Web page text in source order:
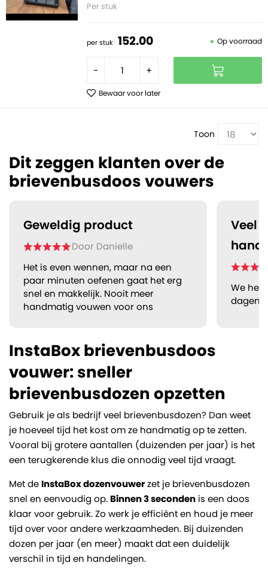
Per stuk
per stuk 152.00 Op voorraad
- +
Bewaar voor later
Toon
Dit zeggen klanten over de
brievenbusdoos vouwers
Geweldig product
Door Danielle
Het is even wennen, maar na een
paar minuten oefenen gaat het erg
snel en makkelijk. Nooit meer
handmatig vouwen voor ons
Veel
hand
We
dagen
InstaBox brievenbusdoos
vouwer: sneller
brievenbusdozen opzetten
Gebruik je als bedrijf veel brievenbusdozen? Dan weet
je hoeveel tijd het kost om ze handmatig op te zetten.
Vooral bij grotere aantallen (duizenden per jaar) is het
een terugkerende klus die onnodig veel tijd vraagt.
Met de InstaBox dozenvouwerzet je brievenbusdozen
snel en eenvoudig op. Binnen 3 seconden is een doos
klaar voor gebruik. Zo werk je efficiënt en houd je meer
tijd over voor andere werkzaamheden. Bij duizenden
dozen per jaar (en meer) maakt dat een duidelijk
verschil in tijd en handelingen.